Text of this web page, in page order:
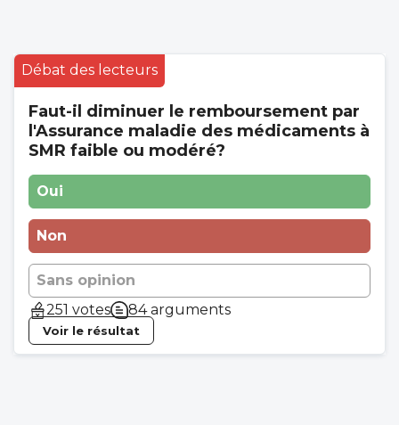
Débat des lecteurs
Faut-il diminuer le remboursement par
l'Assurance maladie des médicaments à
SMR faible ou modéré?
Oui
Non
Sans opinion
251 votes
84 arguments
Voir le résultat